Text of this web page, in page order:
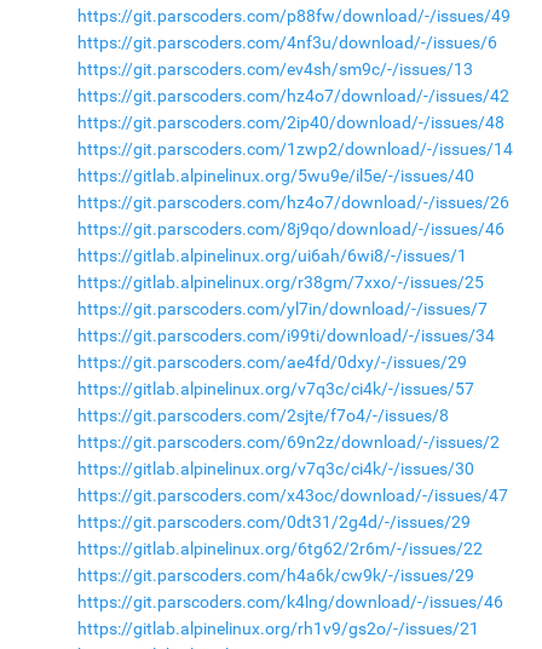
https://git.parscoders.com/p88fw/download/-/issues/49
https://git.parscoders.com/4nf3u/download/-/issues/6
https://git.parscoders.com/ev4sh/sm9c/-/issues/13
https://git.parscoders.com/hz4o7/download/-/issues/42
https://git.parscoders.com/2ip40/download/-/issues/48
https://git.parscoders.com/1zwp2/download/-/issues/14
https://gitlab.alpinelinux.org/5wu9e/il5e/-/issues/40
https://git.parscoders.com/hz4o7/download/-/issues/26
https://git.parscoders.com/8j9qo/download/-/issues/46
https://gitlab.alpinelinux.org/ui6ah/6wi8/-/issues/1
https://gitlab.alpinelinux.org/r38gm/7xxo/-/issues/25
https://git.parscoders.com/yl7in/download/-/issues/7
https://git.parscoders.com/i99ti/download/-/issues/34
https://git.parscoders.com/ae4fd/0dxy/-/issues/29
https://gitlab.alpinelinux.org/v7q3c/ci4k/-/issues/57
https://git.parscoders.com/2sjte/f7o4/-/issues/8
https://git.parscoders.com/69n2z/download/-/issues/2
https://gitlab.alpinelinux.org/v7q3c/ci4k/-/issues/30
https://git.parscoders.com/x43oc/download/-/issues/47
https://git.parscoders.com/0dt31/2g4d/-/issues/29
https://gitlab.alpinelinux.org/6tg62/2r6m/-/issues/22
https://git.parscoders.com/h4a6k/cw9k/-/issues/29
https://git.parscoders.com/k4lng/download/-/issues/46
https://gitlab.alpinelinux.org/rh1v9/gs2o/-/issues/21